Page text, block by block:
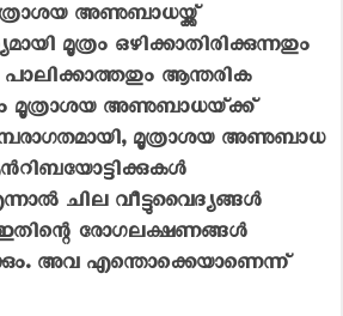
അണുബാധയ്ക്ക്
മൂത്രം ഒഴിക്കാതിരിക്കുന്നതും
ആന്തരിക
മൂത്രാശയ അണുബാധയ്‌ക്ക്
മൂത്രാശയ അണുബാധ
ചില വീട്ടുവൈദ്യങ്ങൾ
രോഗലക്ഷണങ്ങൾ
അവ എന്തൊക്കെയാണെന്ന്